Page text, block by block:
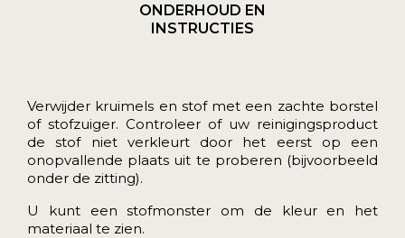
ONDERHOUD EN
INSTRUCTIES
Verwijder kruimels en stof met een zachte borstel
of stofzuiger. Controleer of uw reinigingsproduct
de stof niet verkleurt door het eerst op een
onopvallende plaats uit te proberen (bijvoorbeeld
onder de zitting).
U kunt eenstofmonster om de kleur en het
materiaal te zien.